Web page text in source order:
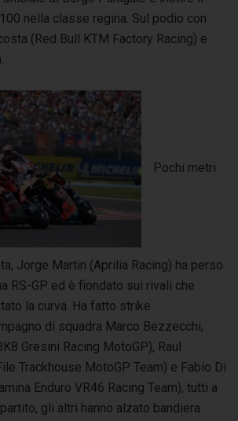
nella classe regina. Sul podio con
(Red Bull KTM Factory Racing) e
Pochi metri
Jorge Martin (Aprilia Racing) ha perso
RS-GP ed è fiondato sui rivali che
la curva. Ha fatto strike
di squadra Marco Bezzecchi,
Gresini Racing MotoGP), Raul
Trackhouse MotoGP Team) e Fabio Di
Enduro VR46 Racing Team), tutti a
gli altri hanno alzato bandiera